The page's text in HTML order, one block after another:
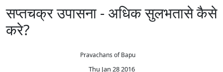
सप्तचक्र उपासना - अधिक सुलभतासे कैसे
करे?
Pravachans of Bapu
Thu Jan 28 2016